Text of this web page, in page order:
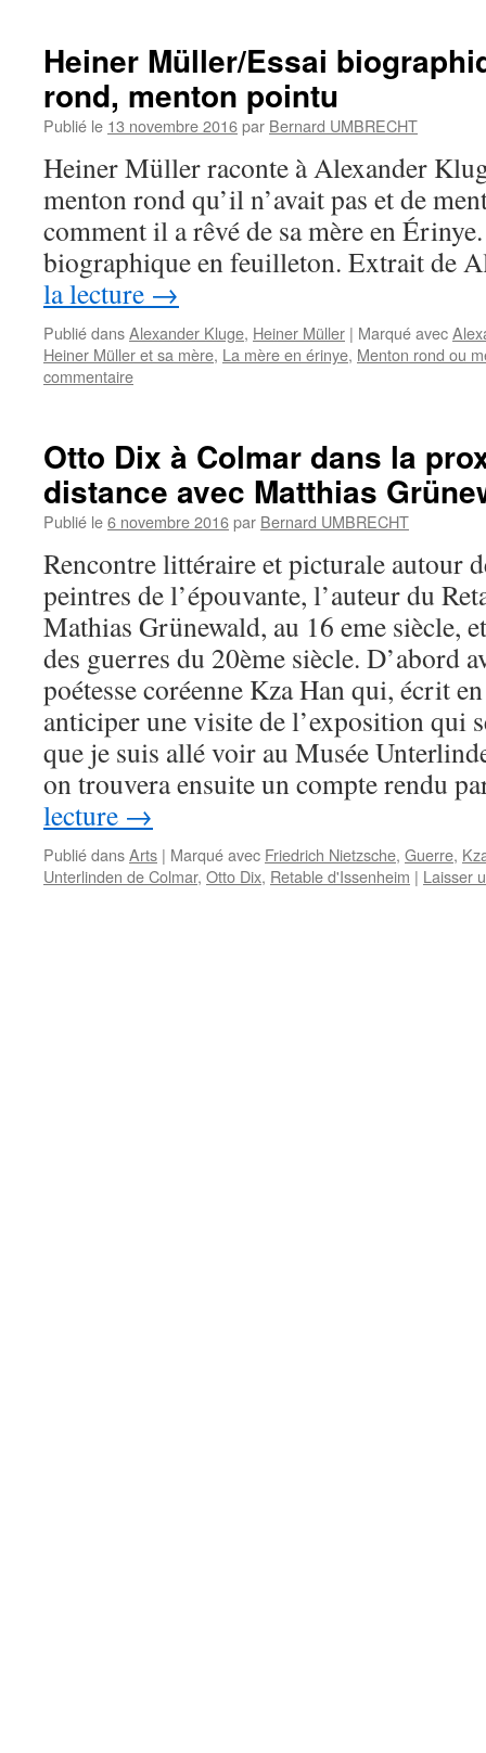
Heiner Müller/Essai
rond, menton pointu
Publié le 13 novembre 2016par Bernard UMBRECHT
Heiner Müller raconte à Alexander
menton rond qu’il n’avait pas et de
comment il a rêvé de sa mère en
biographique en feuilleton. Extrait de
la lecture →
Publié dansAlexander Kluge, Heiner Müller | Marqué avec
Heiner Müller et sa mère, La mère en érinye, Menton rond ou
commentaire
Otto Dix à Colmar dans la
distance avec Matthias
Publié le6 novembre 2016par Bernard UMBRECHT
Rencontre littéraire et picturale autour
peintres de l’épouvante, l’auteur du
Mathias Grünewald, au 16 eme siècle,
des guerres du 20ème siècle. D’abord
poétesse coréenne Kza Han qui, écrit
anticiper une visite de l’exposition qui
que je suis allé voir au Musée
on trouvera ensuite un compte rendu
lecture →
Publié dansArts | Marqué avec Friedrich Nietzsche, Guerre,
Unterlinden de Colmar, Otto Dix, Retable d'Issenheim | Laisser